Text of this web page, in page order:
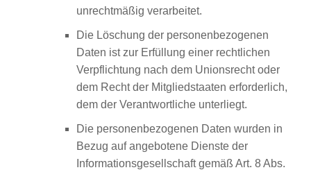
unrechtmäßig verarbeitet.
Die Löschung der personenbezogenen
Daten ist zur Erfüllung einer rechtlichen
Verpflichtung nach dem Unionsrecht oder
dem Recht der Mitgliedstaaten erforderlich,
dem der Verantwortliche unterliegt.
Die personenbezogenen Daten wurden in
Bezug auf angebotene Dienste der
Informationsgesellschaft gemäß Art. 8 Abs.